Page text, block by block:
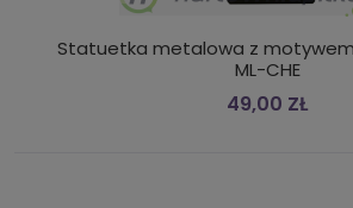
Statuetka metalowa z motywem
ML-CHE
49,00 ZŁ